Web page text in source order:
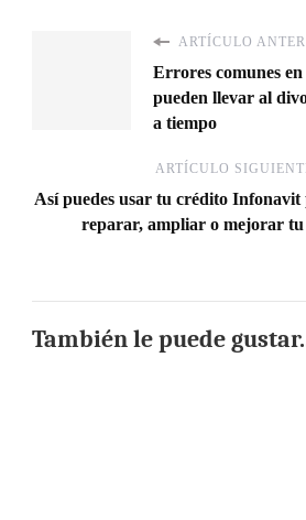
ARTÍCULO
Errores comunes
pueden llevar al
a tiempo
ARTÍCULO
Así puedes usar tu crédito Infonavit
reparar, ampliar o mejorar tu
También le puede